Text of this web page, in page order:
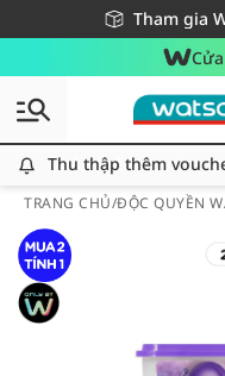
Tham gia
Miễn phí giao
Giao hàng nhanh
Thu thập thêm
TRANG CHỦ/ĐỘC QUYỀN